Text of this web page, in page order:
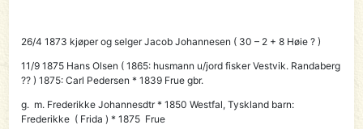
26/4 1873 kjøper og selgerJacob Johannesen ( 30 – 2 + 8 Høie ? )
11/9 1875 Hans Olsen ( 1865: husmann u/jord fisker Vestvik. Randaberg
?? ) 1875:Carl Pedersen* 1839 Frue gbr.
g. m. Frederikke Johannesdtr * 1850 Westfal, Tyskland barn:
Frederikke ( Frida ) * 1875 Frue